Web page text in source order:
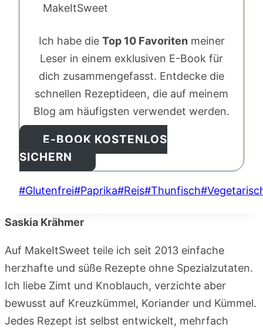
Ich habe die Top 10 Favoriten meiner
Leser in einem exklusiven E-Book für
dich zusammengefasst. Entdecke die
schnellen Rezeptideen, die auf meinem
Blog am häufigsten verwendet werden.
E-BOOK KOSTENLOS
SICHERN
Schlagworte:
#Glutenfrei#Paprika#Reis#Thunfisch#
Saskia Krähmer
Auf MakeItSweet teile ich seit 2013 einfache
herzhafte und süße Rezepte ohne Spezialzutaten.
Ich liebe Zimt und Knoblauch, verzichte aber
bewusst auf Kreuzkümmel, Koriander und Kümmel.
Jedes Rezept ist selbst entwickelt, mehrfach